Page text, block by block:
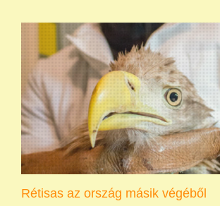
Rétisas az ország másik végéből